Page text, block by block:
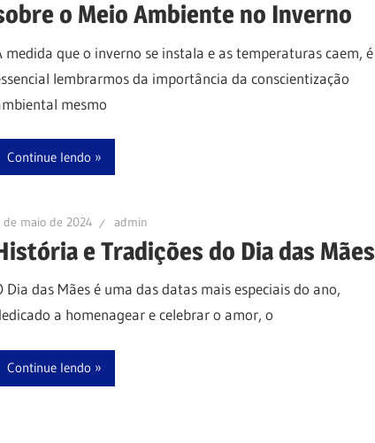
o Meio Ambiente no Inverno
medida que o inverno se instala e as temperaturas caem, é
lembrarmos da importância da conscientização
mesmo
Continue lendo
de maio de 2024 admin
e Tradições do Dia das Mães
Dia das Mães é uma das datas mais especiais do ano,
a homenagear e celebrar o amor, o
Continue lendo